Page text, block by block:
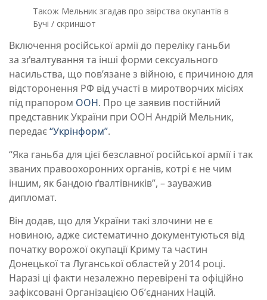
Також Мельник згадав про звірства окупантів в
Бучі / скриншот
Включення російської армії до переліку ганьби
за зґвалтування та інші форми сексуального
насильства, що повʼязане з війною, є причиною для
відсторонення РФ від участі в миротворчих місіях
під прапором ООН. Про це заявив постійний
представник України при ООН Андрій Мельник,
передає“Укрінформ”.
“Яка ганьба для цієї безславної російської армії і так
званих правоохоронних органів, котрі є не чим
іншим, як бандою ґвалтівників”, – зауважив
дипломат.
Він додав, що для України такі злочини не є
новиною, адже систематично документуються від
початку ворожої окупації Криму та частин
Донецької та Луганської областей у 2014 році.
Наразі ці факти незалежно перевірені та офіційно
зафіксовані Організацією Обʼєднаних Націй.